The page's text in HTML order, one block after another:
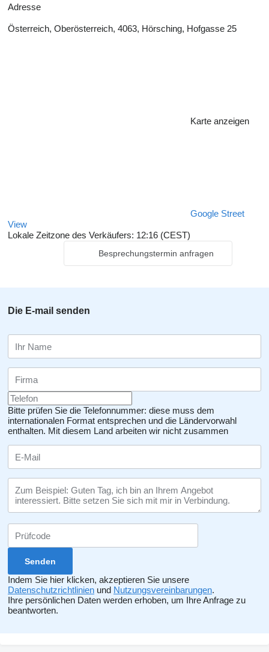
Adresse
Österreich, Oberösterreich, 4063, Hörsching, Hofgasse 25
Karte anzeigen
Google Street
View
Lokale Zeitzone des Verkäufers: 12:16 (CEST)
Besprechungstermin anfragen
Die E-mail senden
Bitte prüfen Sie die Telefonnummer: diese muss dem
internationalen Format entsprechen und die Ländervorwahl
enthalten. Mit diesem Land arbeiten wir nicht zusammen
Indem Sie hier klicken, akzeptieren Sie unsere
Datenschutzrichtlinien und Nutzungsvereinbarungen.
Ihre persönlichen Daten werden erhoben, um Ihre Anfrage zu
beantworten.